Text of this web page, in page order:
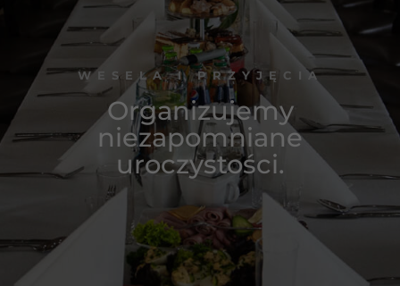
WESELA I PRZYJĘCIA
Organizujemy
niezapomniane
uroczystości.